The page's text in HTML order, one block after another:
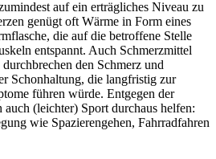
auf ein erträgliches Niveau zu
genügt oft Wärme in Form eines
die auf die betroffene Stelle
entspannt. Auch Schmerzmittel
den Schmerz und
Schonhaltung, die langfristig zur
führen würde. Entgegen der
(leichter) Sport durchaus helfen:
wie Spazierengehen, Fahrradfahren